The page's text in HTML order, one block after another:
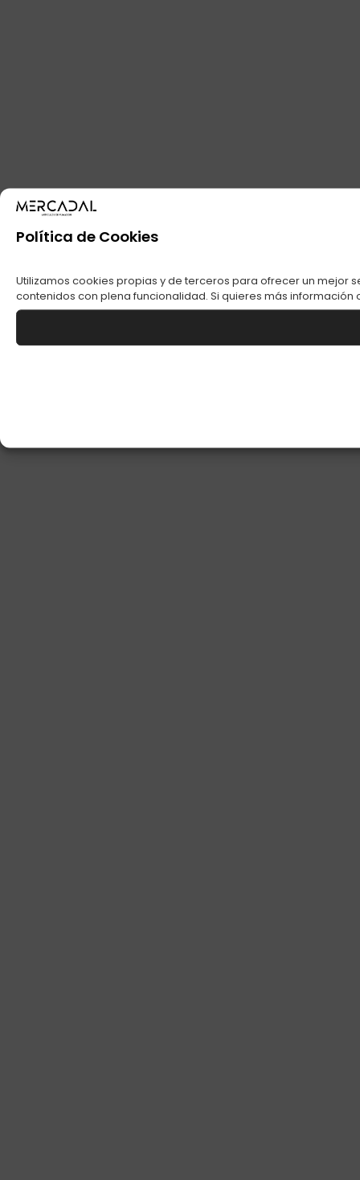
Política de Cookies
Utilizamos cookies propias y de terceros para ofrecer un mejor
contenidos con plena funcionalidad. Si quieres más